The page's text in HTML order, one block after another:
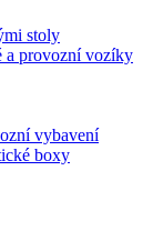
stoly
a provozní vozíky
vybavení
boxy